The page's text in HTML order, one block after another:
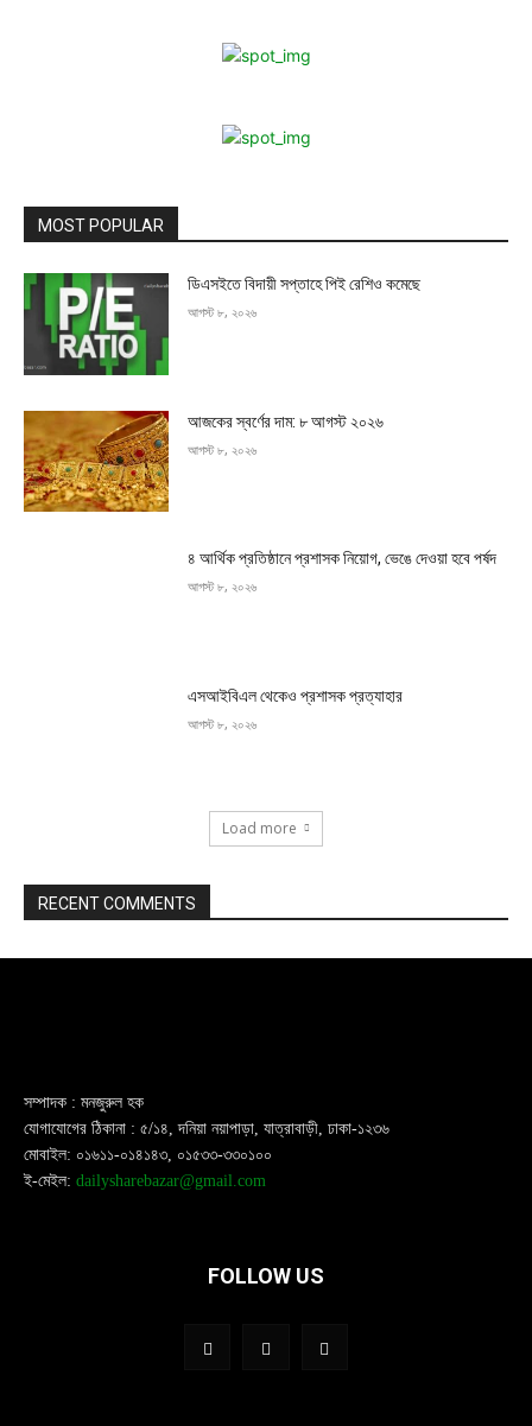
MOST POPULAR
ডিএসইতে বিদায়ী সপ্তাহে পিই রেশিও কমেছে
আগস্ট ৮, ২০২৬
আজকের স্বর্ণের দাম: ৮ আগস্ট ২০২৬
আগস্ট ৮, ২০২৬
৪ আর্থিক প্রতিষ্ঠানে প্রশাসক নিয়োগ, ভেঙে দেওয়া হবে পর্ষদ
আগস্ট ৮, ২০২৬
এসআইবিএল থেকেও প্রশাসক প্রত্যাহার
আগস্ট ৮, ২০২৬
Load more
RECENT COMMENTS
সম্পাদক : মনজুরুল হক
যোগাযোগের ঠিকানা : ৫/১৪, দনিয়া নয়াপাড়া, যাত্রাবাড়ী, ঢাকা-১২৩৬
মোবাইল: ০১৬১১-০১৪১৪৩, ০১৫৩৩-৩৩০১০০
ই-মেইল: dailysharebazar@gmail.com
FOLLOW US